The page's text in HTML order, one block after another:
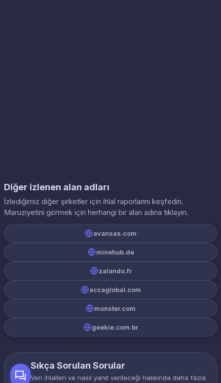
Diğer izlenen alan adları
İzlediğimiz diğer şirketler için ihlal raporlarını keşfedin.
Maruziyetini görmek için herhangi bir alan adına tıklayın.
avansas.com
minehub.de
zalando.fr
accaglobal.com
monster.com
geekie.com.br
Sıkça Sorulan Sorular
Veri ihlalleri ve nasıl yanıt verileceği hakkında daha fazla